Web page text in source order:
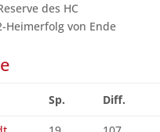
des HC
Heimerfolg von Ende
Sp. Diff.